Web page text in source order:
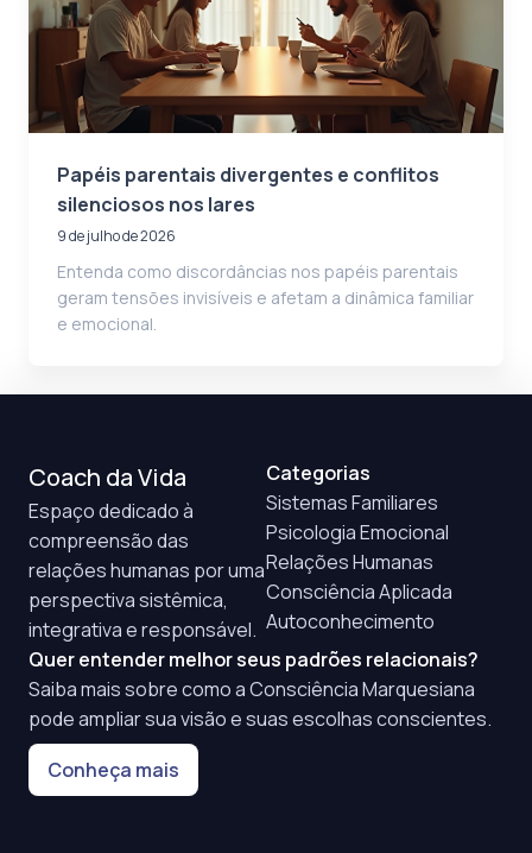
Papéis parentais divergentes e conflitos
silenciosos nos lares
9 de julho de 2026
Entenda como discordâncias nos papéis parentais
geram tensões invisíveis e afetam a dinâmica familiar
e emocional.
Coach da Vida
Espaço dedicado à
compreensão das
relações humanas por uma
perspectiva sistêmica,
integrativa e responsável.
Categorias
Sistemas Familiares
Psicologia Emocional
Relações Humanas
Consciência Aplicada
Autoconhecimento
Quer entender melhor seus padrões relacionais?
Saiba mais sobre como a Consciência Marquesiana
pode ampliar sua visão e suas escolhas conscientes.
Conheça mais